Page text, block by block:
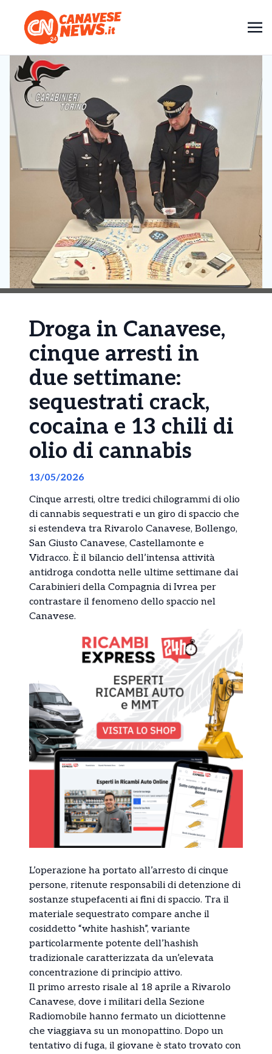
Droga in Canavese,
cinque arresti in
due settimane:
sequestrati crack,
cocaina e 13 chili di
olio di cannabis
13/05/2026
Cinque arresti, oltre tredici chilogrammi di olio
di cannabis sequestrati e un giro di spaccio che
si estendeva tra Rivarolo Canavese, Bollengo,
San Giusto Canavese, Castellamonte e
Vidracco. È il bilancio dell’intensa attività
antidroga condotta nelle ultime settimane dai
Carabinieri della Compagnia di Ivrea per
contrastare il fenomeno dello spaccio nel
Canavese.
L’operazione ha portato all’arresto di cinque
persone, ritenute responsabili di detenzione di
sostanze stupefacenti ai fini di spaccio. Tra il
materiale sequestrato compare anche il
cosiddetto “white hashish”, variante
particolarmente potente dell’hashish
tradizionale caratterizzata da un’elevata
concentrazione di principio attivo.
Il primo arresto risale al 18 aprile a Rivarolo
Canavese, dove i militari della Sezione
Radiomobile hanno fermato un diciottenne
che viaggiava su un monopattino. Dopo un
tentativo di fuga, il giovane è stato trovato con